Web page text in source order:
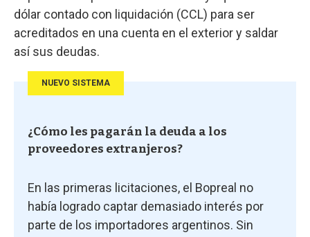
dólar contado con liquidación (CCL) para ser
acreditados en una cuenta en el exterior y saldar
así sus deudas.
NUEVO SISTEMA
¿Cómo les pagarán la deuda a los
proveedores extranjeros?
En las primeras licitaciones, el Bopreal no
había logrado captar demasiado interés por
parte de los importadores argentinos. Sin